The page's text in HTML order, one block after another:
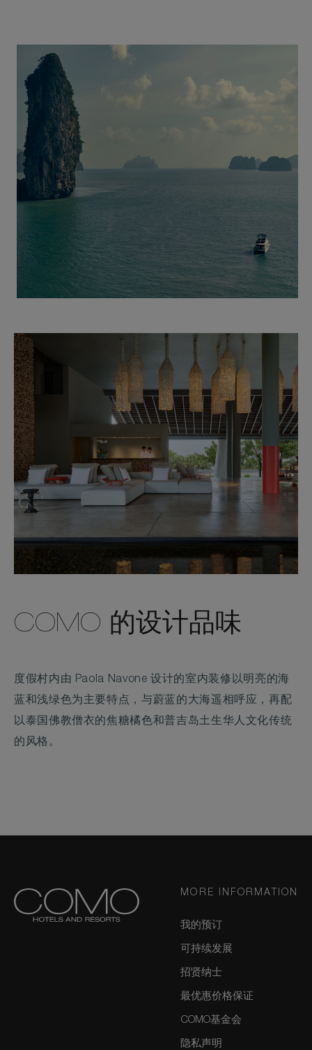
COMO 的设计品味
度假村内由 Paola Navone 设计的室内装修以明亮的海
蓝和浅绿色为主要特点，与蔚蓝的大海遥相呼应，再配
以泰国佛教僧衣的焦糖橘色和普吉岛土生华人文化传统
的风格。
MORE INFORMATION
我的预订
可持续发展
招贤纳士
最优惠价格保证
COMO基金会
隐私声明